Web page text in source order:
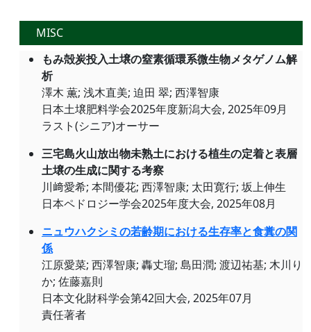
MISC
もみ殻炭投入土壌の窒素循環系微生物メタゲノム解
析
澤木 薫; 浅木直美; 迫田 翠; 西澤智康
日本土壌肥料学会2025年度新潟大会, 2025年09月
ラスト(シニア)オーサー
三宅島火山放出物未熟土における植生の定着と表層
土壌の生成に関する考察
川﨑愛希; 本間優花; 西澤智康; 太田寛行; 坂上伸生
日本ペドロジー学会2025年度大会, 2025年08月
ニュウハクシミの若齢期における生存率と食糞の関
係
江原愛菜; 西澤智康; 轟丈瑠; 島田潤; 渡辺祐基; 木川り
か; 佐藤嘉則
日本文化財科学会第42回大会, 2025年07月
責任著者